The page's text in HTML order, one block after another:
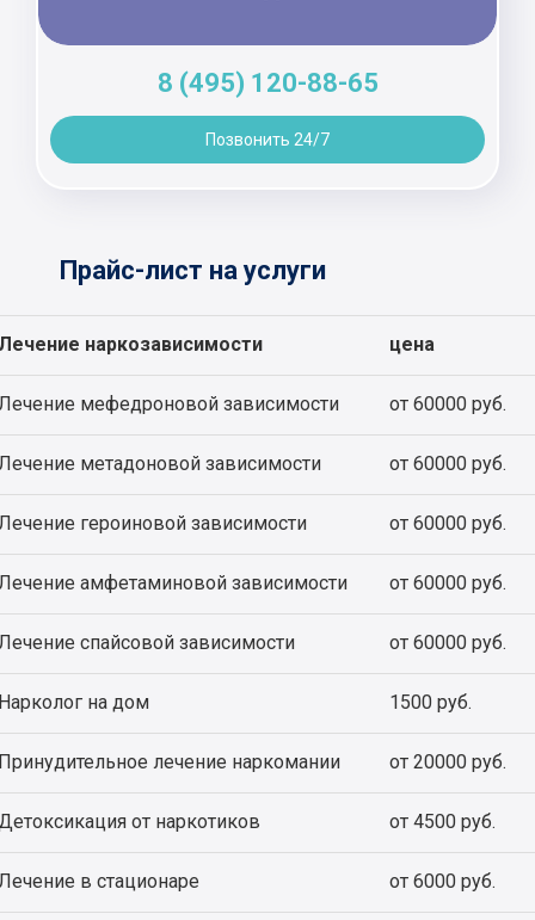
8 (495) 120-88-65
Позвонить 24/7
Прайс-лист на услуги
наркозависимости цена
мефедроновой зависимости от 60000 руб.
метадоновой зависимости от 60000 руб.
героиновой зависимости от 60000 руб.
амфетаминовой зависимости от 60000 руб.
спайсовой зависимости от 60000 руб.
на дом 1500 руб.
лечение наркомании от 20000 руб.
от наркотиков от 4500 руб.
в стационаре от 6000 руб.